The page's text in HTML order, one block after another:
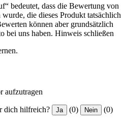
bedeutet, dass die Bewertung von
die dieses Produkt tatsächlich
können aber grundsätzlich
bei uns haben. Hinweis schließen
aufzutragen
dich hilfreich? Ja (0) Nein (0)